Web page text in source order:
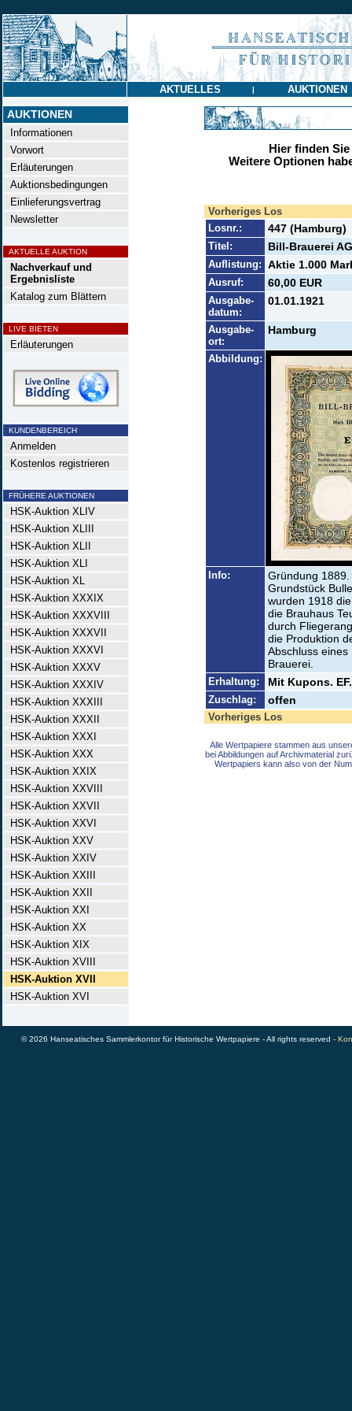
AKTUELLES | AUKTIONEN
AUKTIONEN
Informationen
Vorwort
Erläuterungen
Auktionsbedingungen
Einlieferungsvertrag
Newsletter
AKTUELLE AUKTION
Nachverkauf und
Ergebnisliste
Katalog zum Blättern
LIVE BIETEN
Erläuterungen
KUNDENBEREICH
Anmelden
Kostenlos registrieren
FRÜHERE AUKTIONEN
HSK-Auktion XLIV
HSK-Auktion XLIII
HSK-Auktion XLII
HSK-Auktion XLI
HSK-Auktion XL
HSK-Auktion XXXIX
HSK-Auktion XXXVIII
HSK-Auktion XXXVII
HSK-Auktion XXXVI
HSK-Auktion XXXV
HSK-Auktion XXXIV
HSK-Auktion XXXIII
HSK-Auktion XXXII
HSK-Auktion XXXI
HSK-Auktion XXX
HSK-Auktion XXIX
HSK-Auktion XXVIII
HSK-Auktion XXVII
HSK-Auktion XXVI
HSK-Auktion XXV
HSK-Auktion XXIV
HSK-Auktion XXIII
HSK-Auktion XXII
HSK-Auktion XXI
HSK-Auktion XX
HSK-Auktion XIX
HSK-Auktion XVIII
HSK-Auktion XVII
HSK-Auktion XVI
Hier finden
Weitere Optionen
Vorheriges Los
Losnr.:
447 (Hamburg)
Titel: Bill-Brauerei AG
Auflistung: Aktie 1.000
Ausruf: 60,00 EUR
Ausgabe-
datum:
01.01.1921
Ausgabe-
ort:
Hamburg
Abbildung:
Info:
Gründung
Grundstück
wurden 1918
die Brauhaus
durch
die Produktion
Abschluss
Brauerei.
Erhaltung: Mit Kupons. EF.
Zuschlag: offen
Vorheriges Los
Alle Wertpapiere stammen aus
bei Abbildungen auf Archivmaterial
Wertpapiers kann also von der
© 2026 Hanseatisches Sammlerkontor für Historische Wertpapiere - All rights reserved -